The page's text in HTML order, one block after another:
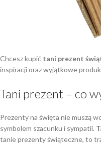
Chcesz kupić tani prezent
inspiracji oraz wyjątkowe
Tani prezent – co
Prezenty na święta nie muszą
symbolem szacunku i sympatii.
tanie prezenty świąteczne, to